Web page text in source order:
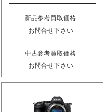
新品参考買取価格
お問合せ下さい
中古参考買取価格
お問合せ下さい